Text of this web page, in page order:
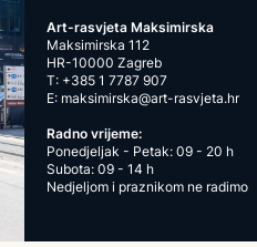
Art-rasvjeta Maksimirska
Maksimirska 112
HR-10000 Zagreb
T: +385 1 7787 907
E: maksimirska@art-rasvjeta.hr
Radno vrijeme:
Ponedjeljak - Petak: 09 - 20 h
Subota: 09 - 14 h
Nedjeljom i praznikom ne radimo